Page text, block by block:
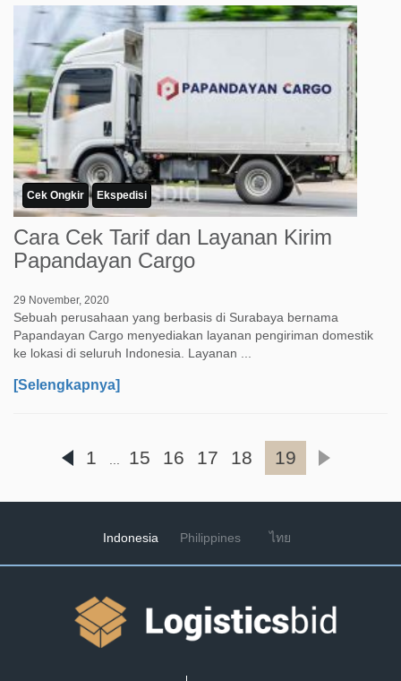
Cek Ongkir Ekspedisi
Cara Cek Tarif dan Layanan Kirim
Papandayan Cargo
29 November, 2020
Sebuah perusahaan yang berbasis di Surabaya bernama
Papandayan Cargo menyediakan layanan pengiriman domestik
ke lokasi di seluruh Indonesia. Layanan ...
[Selengkapnya]
1 15 16 17 18 19
Indonesia Philippines ไทย